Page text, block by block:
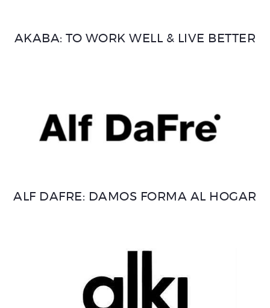
AKABA: TO WORK WELL & LIVE BETTER
ALF DAFRE: DAMOS FORMA AL HOGAR